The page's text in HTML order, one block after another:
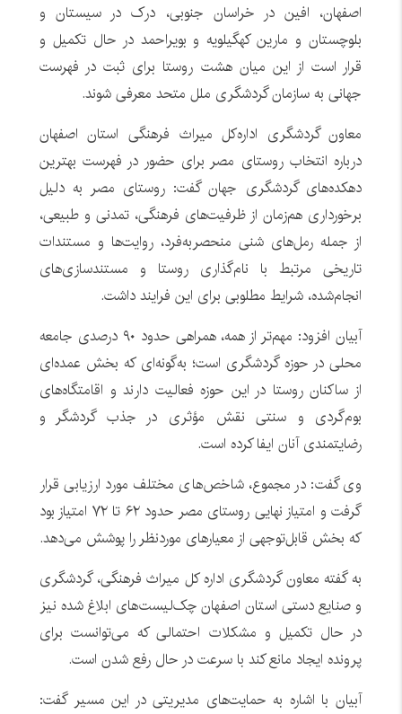
اصفهان، افین در خراسان جنوبی، درک در سیستان و
بلوچستان و مارین کهگیلویه و بویراحمد در حال تکمیل و
قرار است از این میان هشت روستا برای ثبت در فهرست
جهانی به سازمان گردشگری ملل متحد معرفی شوند.
معاون گردشگری اداره‌کل میراث فرهنگی استان اصفهان
درباره انتخاب روستای مصر برای حضور در فهرست بهترین
دهکده‌های گردشگری جهان گفت: روستای مصر به دلیل
برخورداری هم‌زمان از ظرفیت‌های فرهنگی، تمدنی و طبیعی،
از جمله رمل‌های شنی منحصربه‌فرد، روایت‌ها و مستندات
تاریخی مرتبط با نام‌گذاری روستا و مستندسازی‌های
انجام‌شده، شرایط مطلوبی برای این فرایند داشت.
آبیان افزود: مهم‌تر از همه، همراهی حدود ۹۰ درصدی جامعه
محلی در حوزه گردشگری است؛ به‌گونه‌ای که بخش عمده‌ای
از ساکنان روستا در این حوزه فعالیت دارند و اقامتگاه‌های
بوم‌گردی و سنتی نقش مؤثری در جذب گردشگر و
رضایتمندی آنان ایفا کرده است.
وی گفت: در مجموع، شاخص‌های مختلف مورد ارزیابی قرار
گرفت و امتیاز نهایی روستای مصر حدود ۶۲ تا ۷۲ امتیاز بود
که بخش قابل‌توجهی از معیارهای موردنظر را پوشش می‌دهد.
به گفته معاون گردشگری اداره کل میراث فرهنگی، گردشگری
و صنایع دستی استان اصفهان چک‌لیست‌های ابلاغ شده نیز
در حال تکمیل و مشکلات احتمالی که می‌توانست برای
پرونده ایجاد مانع کند با سرعت در حال رفع شدن است.
آبیان با اشاره به حمایت‌های مدیریتی در این مسیر گفت: